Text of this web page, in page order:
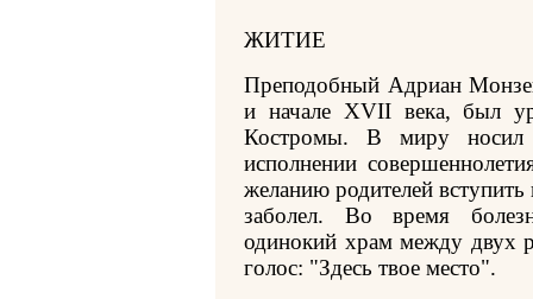
ЖИТИЕ
Преподобный Адриан
и начале XVII века, был
Костромы. В миру
исполнении
желанию родителей
заболел. Во время
одинокий храм между двух
голос: "Здесь твое место".